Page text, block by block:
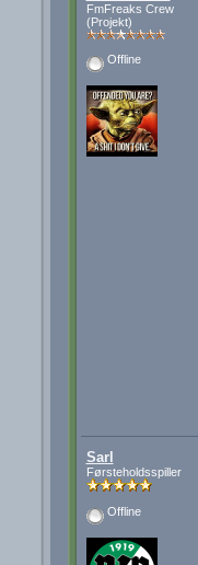
FmFreaks Crew
(Projekt)
Offline
Sarl
Førsteholdsspiller
Offline